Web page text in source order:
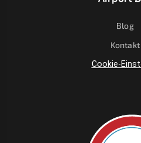
Blog
Kontakt
Cookie-